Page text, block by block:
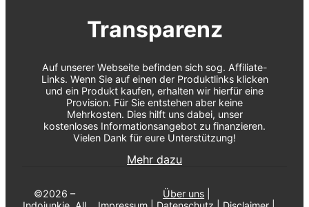
Transparenz
Auf unserer Webseite befinden sich sog. Affiliate-
Links. Wenn Sie auf einen der Produktlinks klicken
und ein Produkt kaufen, erhalten wir hierfür eine
Provision. Für Sie entstehen aber keine
Mehrkosten. Dies hilft uns dabei, unser
kostenloses Informationsangebot zu finanzieren.
Vielen Dank für eure Unterstützung!
Mehr dazu
©2026 –
Über uns